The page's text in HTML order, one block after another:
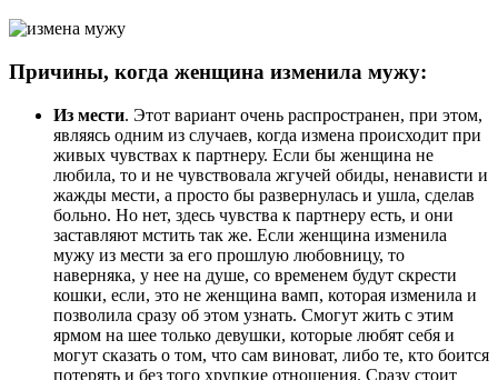
Причины, когда женщина изменила мужу:
Из мести. Этот вариант очень распространен, при этом,
являясь одним из случаев, когда измена происходит при
живых чувствах к партнеру. Если бы женщина не
любила, то и не чувствовала жгучей обиды, ненависти и
жажды мести, а просто бы развернулась и ушла, сделав
больно. Но нет, здесь чувства к партнеру есть, и они
заставляют мстить так же. Если женщина изменила
мужу из мести за его прошлую любовницу, то
наверняка, у нее на душе, со временем будут скрести
кошки, если, это не женщина вамп, которая изменила и
позволила сразу об этом узнать. Смогут жить с этим
ярмом на шее только девушки, которые любят себя и
могут сказать о том, что сам виноват, либо те, кто боится
потерять и без того хрупкие отношения. Сразу стоит